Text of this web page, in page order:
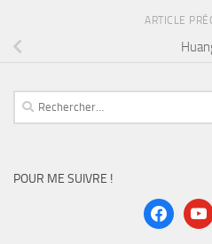
ARTICLE
Rechercher :
POUR ME SUIVRE !
facebook